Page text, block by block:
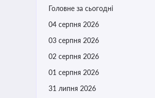
Головне за сьогодні
04 серпня 2026
03 серпня 2026
02 серпня 2026
01 серпня 2026
31 липня 2026